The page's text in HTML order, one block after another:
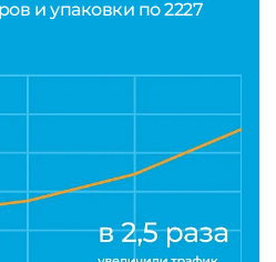
и упаковки по 2227